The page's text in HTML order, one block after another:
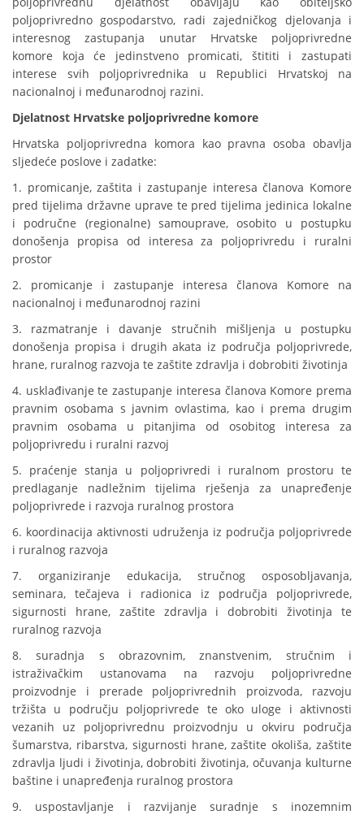
poljoprivredno gospodarstvo, radi zajedničkog djelovanja i
interesnog zastupanja unutar Hrvatske poljoprivredne
komore koja će jedinstveno promicati, štititi i zastupati
interese svih poljoprivrednika u Republici Hrvatskoj na
nacionalnoj i međunarodnoj razini.
Djelatnost Hrvatske poljoprivredne komore
Hrvatska poljoprivredna komora kao pravna osoba obavlja
sljedeće poslove i zadatke:
1. promicanje, zaštita i zastupanje interesa članova Komore
pred tijelima državne uprave te pred tijelima jedinica lokalne
i područne (regionalne) samouprave, osobito u postupku
donošenja propisa od interesa za poljoprivredu i ruralni
prostor
2. promicanje i zastupanje interesa članova Komore na
nacionalnoj i međunarodnoj razini
3. razmatranje i davanje stručnih mišljenja u postupku
donošenja propisa i drugih akata iz područja poljoprivrede,
hrane, ruralnog razvoja te zaštite zdravlja i dobrobiti životinja
4. usklađivanje te zastupanje interesa članova Komore prema
pravnim osobama s javnim ovlastima, kao i prema drugim
pravnim osobama u pitanjima od osobitog interesa za
poljoprivredu i ruralni razvoj
5. praćenje stanja u poljoprivredi i ruralnom prostoru te
predlaganje nadležnim tijelima rješenja za unapređenje
poljoprivrede i razvoja ruralnog prostora
6. koordinacija aktivnosti udruženja iz područja poljoprivrede
i ruralnog razvoja
7. organiziranje edukacija, stručnog osposobljavanja,
seminara, tečajeva i radionica iz područja poljoprivrede,
sigurnosti hrane, zaštite zdravlja i dobrobiti životinja te
ruralnog razvoja
8. suradnja s obrazovnim, znanstvenim, stručnim i
istraživačkim ustanovama na razvoju poljoprivredne
proizvodnje i prerade poljoprivrednih proizvoda, razvoju
tržišta u području poljoprivrede te oko uloge i aktivnosti
vezanih uz poljoprivrednu proizvodnju u okviru područja
šumarstva, ribarstva, sigurnosti hrane, zaštite okoliša, zaštite
zdravlja ljudi i životinja, dobrobiti životinja, očuvanja kulturne
baštine i unapređenja ruralnog prostora
9. uspostavljanje i razvijanje suradnje s inozemnim